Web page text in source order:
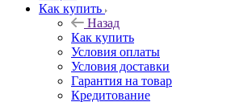
Как купить
Назад
Как купить
Условия оплаты
Условия доставки
Гарантия на товар
Кредитование